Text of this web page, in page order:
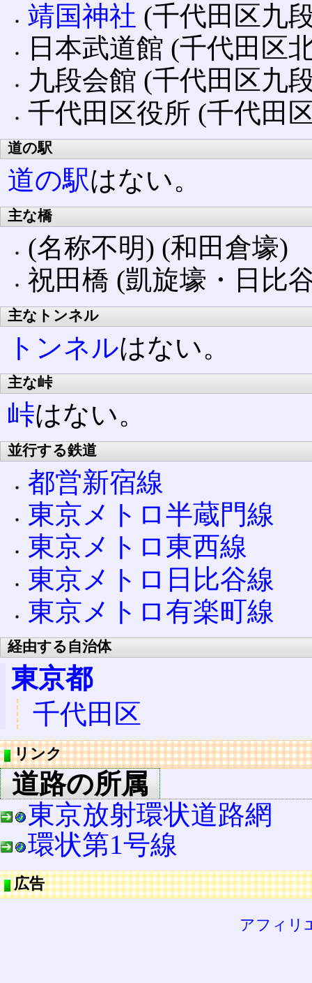
靖国神社 (千代田区九
日本武道館 (千代田区
九段会館 (千代田区九
千代田区役所 (千代田
道の駅
道の駅はない。
主な橋
(名称不明) (和田倉壕)
祝田橋 (凱旋壕・日比
主なトンネル
トンネルはない。
主な峠
峠はない。
並行する鉄道
都営新宿線
東京メトロ半蔵門線
東京メトロ東西線
東京メトロ日比谷線
東京メトロ有楽町線
経由する自治体
東京都
千代田区
リンク
道路の所属
東京放射環状道路網
環状第1号線
広告
アフィリ